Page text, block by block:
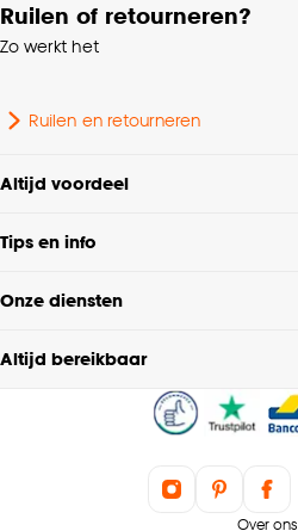
Ruilen of retourneren?
Zo werkt het
Ruilen en retourneren
Altijd voordeel
Tips en info
Onze diensten
Altijd bereikbaar
Over ons